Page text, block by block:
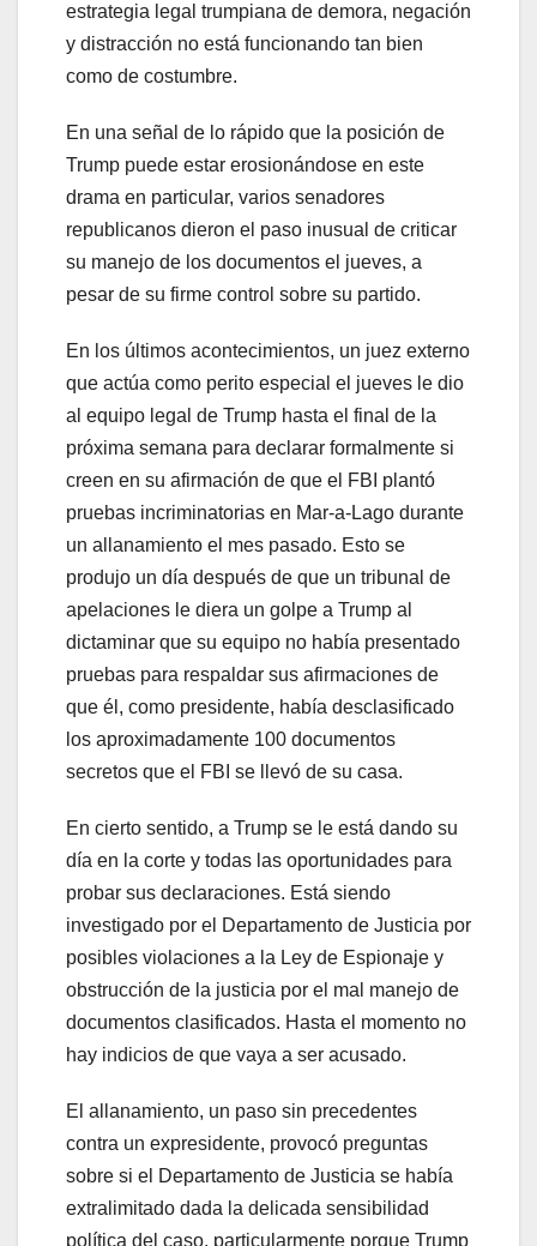
estrategia legal trumpiana de demora, negación
y distracción no está funcionando tan bien
como de costumbre.
En una señal de lo rápido que la posición de
Trump puede estar erosionándose en este
drama en particular, varios senadores
republicanos dieron el paso inusual de criticar
su manejo de los documentos el jueves, a
pesar de su firme control sobre su partido.
En los últimos acontecimientos, un juez externo
que actúa como perito especial el jueves le dio
al equipo legal de Trump hasta el final de la
próxima semana para declarar formalmente si
creen en su afirmación de que el FBI plantó
pruebas incriminatorias en Mar-a-Lago durante
un allanamiento el mes pasado. Esto se
produjo un día después de que un tribunal de
apelaciones le diera un golpe a Trump al
dictaminar que su equipo no había presentado
pruebas para respaldar sus afirmaciones de
que él, como presidente, había desclasificado
los aproximadamente 100 documentos
secretos que el FBI se llevó de su casa.
En cierto sentido, a Trump se le está dando su
día en la corte y todas las oportunidades para
probar sus declaraciones. Está siendo
investigado por el Departamento de Justicia por
posibles violaciones a la Ley de Espionaje y
obstrucción de la justicia por el mal manejo de
documentos clasificados. Hasta el momento no
hay indicios de que vaya a ser acusado.
El allanamiento, un paso sin precedentes
contra un expresidente, provocó preguntas
sobre si el Departamento de Justicia se había
extralimitado dada la delicada sensibilidad
política del caso, particularmente porque Trump